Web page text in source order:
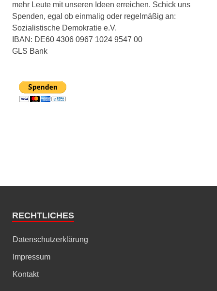
mehr Leute mit unseren Ideen erreichen. Schick uns
Spenden, egal ob einmalig oder regelmäßig an:
Sozialistische Demokratie e.V.
IBAN: DE60 4306 0967 1024 9547 00
GLS Bank
RECHTLICHES
Datenschutzerklärung
Impressum
Kontakt